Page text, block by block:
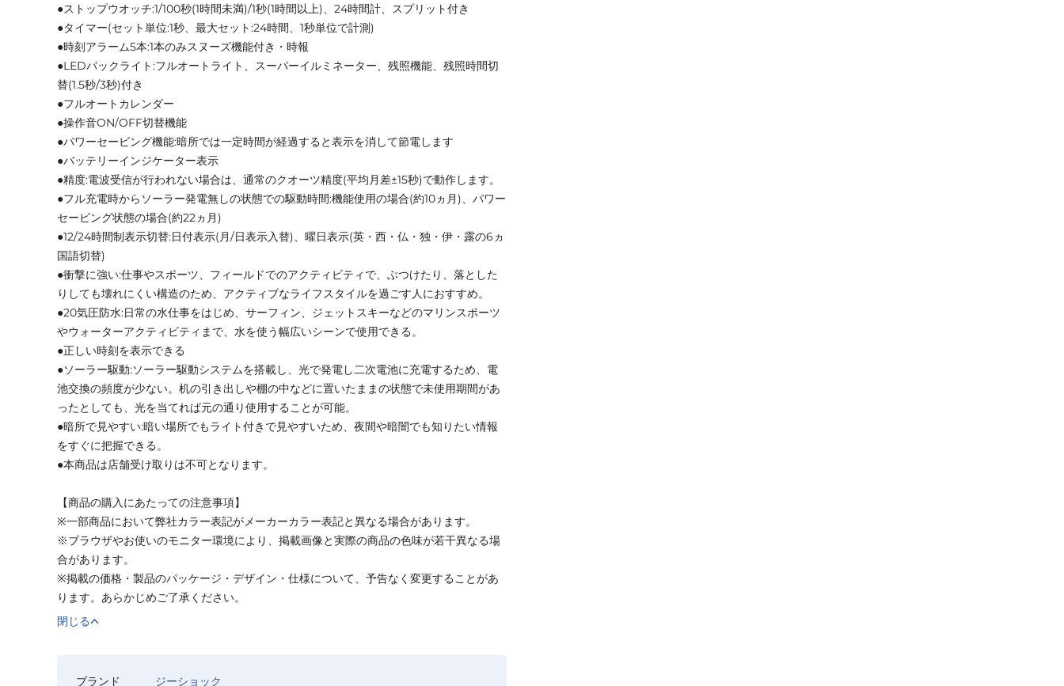
●ストップウオッチ:1/100秒(1時間未満)/1秒(1時間以上)、24時間計、スプリット付き
●タイマー(セット単位:1秒、最大セット:24時間、1秒単位で計測)
●時刻アラーム5本:1本のみスヌーズ機能付き・時報
●LEDバックライト:フルオートライト、スーパーイルミネーター、残照機能、残照時間切
替(1.5秒/3秒)付き
●フルオートカレンダー
●操作音ON/OFF切替機能
●パワーセービング機能:暗所では一定時間が経過すると表示を消して節電します
●バッテリーインジケーター表示
●精度:電波受信が行われない場合は、通常のクオーツ精度(平均月差±15秒)で動作します。
●フル充電時からソーラー発電無しの状態での駆動時間:機能使用の場合(約10ヵ月)、パワー
セービング状態の場合(約22ヵ月)
●12/24時間制表示切替:日付表示(月/日表示入替)、曜日表示(英・西・仏・独・伊・露の6ヵ
国語切替)
●衝撃に強い:仕事やスポーツ、フィールドでのアクティビティで、ぶつけたり、落とした
りしても壊れにくい構造のため、アクティブなライフスタイルを過ごす人におすすめ。
●20気圧防水:日常の水仕事をはじめ、サーフィン、ジェットスキーなどのマリンスポーツ
やウォーターアクティビティまで、水を使う幅広いシーンで使用できる。
●正しい時刻を表示できる
●ソーラー駆動:ソーラー駆動システムを搭載し、光で発電し二次電池に充電するため、電
池交換の頻度が少ない。机の引き出しや棚の中などに置いたままの状態で未使用期間があ
ったとしても、光を当てれば元の通り使用することが可能。
●暗所で見やすい:暗い場所でもライト付きで見やすいため、夜間や暗闇でも知りたい情報
をすぐに把握できる。
●本商品は店舗受け取りは不可となります。
【商品の購入にあたっての注意事項】
※一部商品において弊社カラー表記がメーカーカラー表記と異なる場合があります。
※ブラウザやお使いのモニター環境により、掲載画像と実際の商品の色味が若干異なる場
合があります。
※掲載の価格・製品のパッケージ・デザイン・仕様について、予告なく変更することがあ
ります。あらかじめご了承ください。
閉じる
ブランド
ジーショック